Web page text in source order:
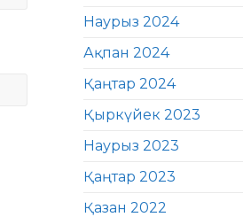
Наурыз 2024
Ақпан 2024
Қаңтар 2024
Қыркүйек 2023
Наурыз 2023
Қаңтар 2023
Қазан 2022